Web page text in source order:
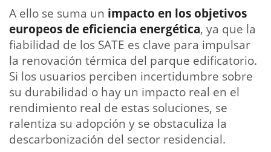
A ello se suma un impacto en los objetivos
europeos de eficiencia energética, ya que la
fiabilidad de los SATE es clave para impulsar
la renovación térmica del parque edificatorio.
Si los usuarios perciben incertidumbre sobre
su durabilidad o hay un impacto real en el
rendimiento real de estas soluciones, se
ralentiza su adopción y se obstaculiza la
descarbonización del sector residencial.